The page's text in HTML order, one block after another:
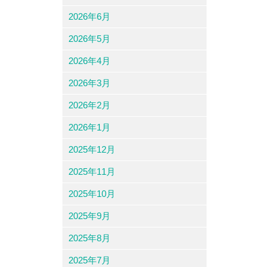
2026年6月
2026年5月
2026年4月
2026年3月
2026年2月
2026年1月
2025年12月
2025年11月
2025年10月
2025年9月
2025年8月
2025年7月